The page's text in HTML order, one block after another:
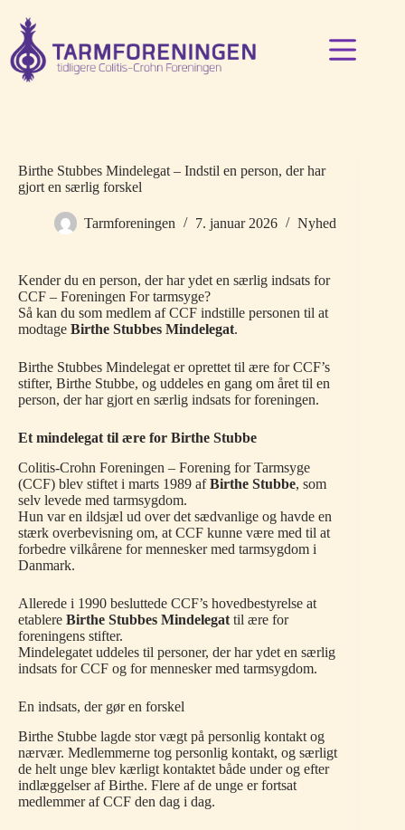
indhold
Birthe Stubbes Mindelegat – Indstil en person, der har
gjort en særlig forskel
Tarmforeningen 7. januar 2026 Nyhed
Kender du en person, der har ydet en særlig indsats for
CCF – Foreningen For tarmsyge?
Så kan du som medlem af CCF indstille personen til at
modtage Birthe Stubbes Mindelegat.
Birthe Stubbes Mindelegat er oprettet til ære for CCF’s
stifter, Birthe Stubbe, og uddeles en gang om året til en
person, der har gjort en særlig indsats for foreningen.
Et mindelegat til ære for Birthe Stubbe
Colitis-Crohn Foreningen – Forening for Tarmsyge
(CCF) blev stiftet i marts 1989 afBirthe Stubbe, som
selv levede med tarmsygdom.
Hun var en ildsjæl ud over det sædvanlige og havde en
stærk overbevisning om, at CCF kunne være med til at
forbedre vilkårene for mennesker med tarmsygdom i
Danmark.
Allerede i 1990 besluttede CCF’s hovedbestyrelse at
etablere Birthe Stubbes Mindelegat til ære for
foreningens stifter.
Mindelegatet uddeles til personer, der har ydet en særlig
indsats for CCF og for mennesker med tarmsygdom.
En indsats, der gør en forskel
Birthe Stubbe lagde stor vægt på personlig kontakt og
nærvær. Medlemmerne tog personlig kontakt, og særligt
de helt unge blev kærligt kontaktet både under og efter
indlæggelser af Birthe. Flere af de unge er fortsat
medlemmer af CCF den dag i dag.